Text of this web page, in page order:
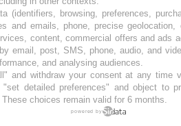
(identifiers, browsing, preferences,
and emails, phone, precise
content, commercial offers and ads
email, post, SMS, phone, audio, and
and analysing audiences.
and withdraw your consent at any time
detailed preferences" and object to
choices remain valid for 6 months.
powered by